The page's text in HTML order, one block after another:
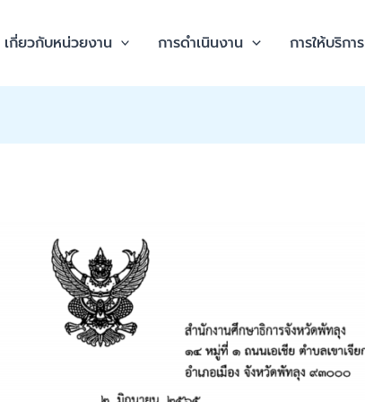
เกี่ยวกับหน่วยงาน การดำเนินงาน การให้บริการ